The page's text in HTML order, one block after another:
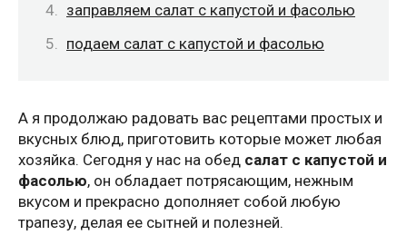
заправляем салат с капустой и фасолью
подаем салат с капустой и фасолью
А я продолжаю радовать вас рецептами простых и
вкусных блюд, приготовить которые может любая
хозяйка. Сегодня у нас на обед салат с капустой и
фасолью, он обладает потрясающим, нежным
вкусом и прекрасно дополняет собой любую
трапезу, делая ее сытней и полезней.